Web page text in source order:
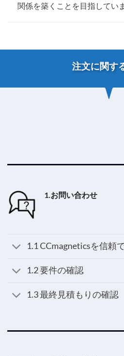
関係を築くことを目指してい
注文に関す
1.お問い合わせ
1.1 CCmagneticsを信頼
1.2 要件の確認
1.3 最終見積もりの確認